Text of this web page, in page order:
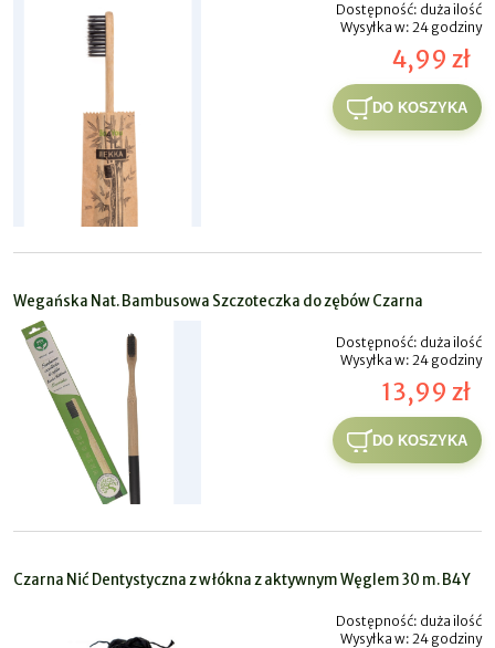
Dostępność: duża ilość
Wysyłka w: 24 godziny
4,99 zł
DO KOSZYKA
Wegańska Nat. Bambusowa Szczoteczka do zębów Czarna
Dostępność: duża ilość
Wysyłka w: 24 godziny
13,99 zł
DO KOSZYKA
Czarna Nić Dentystyczna z włókna z aktywnym Węglem 30 m. B4Y
Dostępność: duża ilość
Wysyłka w: 24 godziny